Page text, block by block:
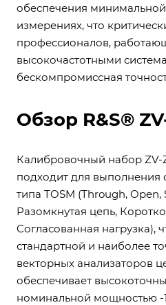
обеспечения
измерениях, что
профессионалов,
высокочастотными
бескомпромиссная
Обзор R&S®
Калибровочный набор ZV-
подходит для выполнения
типа TOSM (Through,
Разомкнутая цепь,
Согласованная нагрузка),
стандартной и наиболее
векторных анализаторов
обеспечивает
номинальной мощностью -